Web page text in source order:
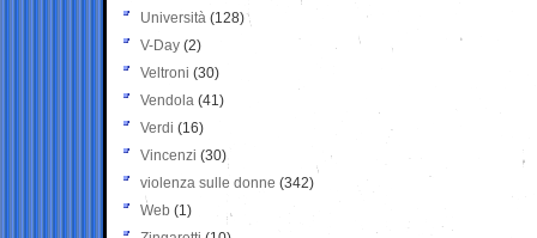
Università (128)
V-Day (2)
Veltroni (30)
Vendola (41)
Verdi (16)
Vincenzi (30)
violenza sulle donne (342)
Web (1)